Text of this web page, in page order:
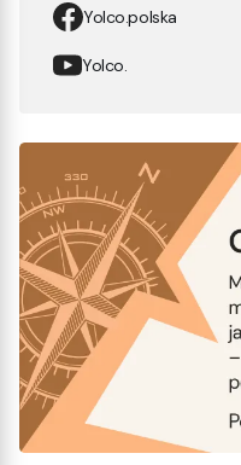
Yolco.polska
Yolco.